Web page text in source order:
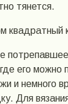
тянется.
его можно
и немного
Для